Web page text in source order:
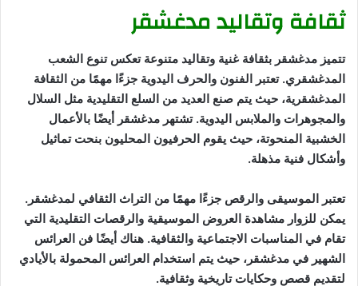
ثقافة وتقاليد مدغشقر
تتميز مدغشقر بثقافة غنية وتقاليد متنوعة تعكس تنوع الشعب
المدغشقري. تعتبر الفنون والحرف اليدوية جزءًا مهمًا من الثقافة
المدغشقرية، حيث يتم صنع العديد من السلع التقليدية مثل السلال
والمجوهرات والملابس اليدوية. تشتهر مدغشقر أيضًا بالأعمال
الخشبية المنحوتة، حيث يقوم الحرفيون المحليون بنحت تماثيل
وأشكال فنية مذهلة.
تعتبر الموسيقى والرقص جزءًا مهمًا من التراث الثقافي لمدغشقر.
يمكن للزوار مشاهدة العروض الموسيقية والرقصات التقليدية التي
تقام في المناسبات الاجتماعية والثقافية. هناك أيضًا فن العرائس
الشهير في مدغشقر، حيث يتم استخدام العرائس المحمولة بالأيادي
لتقديم قصص وحكايات تاريخية وثقافية.